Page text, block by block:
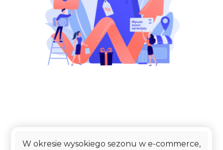
W okresie wysokiego sezonu w e-commerce,